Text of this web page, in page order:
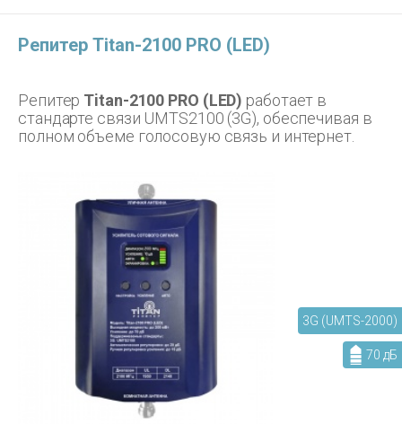
Репитер Titan-2100 PRO (LED)
Репитер Titan-2100 PRO (LED) работает в
стандарте связи UMTS2100 (3G), обеспечивая в
полном объеме голосовую связь и интернет.
3G (UMTS-2000)
70 дБ